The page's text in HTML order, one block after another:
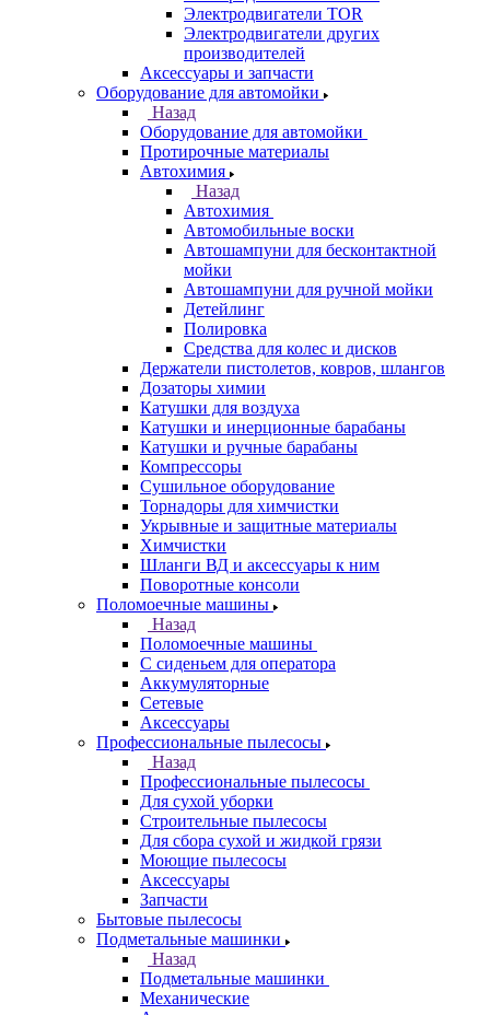
Электродвигатели TOR
Электродвигатели других
производителей
Аксессуары и запчасти
Оборудование для автомойки
Назад
Оборудование для автомойки
Протирочные материалы
Автохимия
Назад
Автохимия
Автомобильные воски
Автошампуни для бесконтактной
мойки
Автошампуни для ручной мойки
Детейлинг
Полировка
Средства для колес и дисков
Держатели пистолетов, ковров, шлангов
Дозаторы химии
Катушки для воздуха
Катушки и инерционные барабаны
Катушки и ручные барабаны
Компрессоры
Сушильное оборудование
Торнадоры для химчистки
Укрывные и защитные материалы
Химчистки
Шланги ВД и аксессуары к ним
Поворотные консоли
Поломоечные машины
Назад
Поломоечные машины
С сиденьем для оператора
Аккумуляторные
Сетевые
Аксессуары
Профессиональные пылесосы
Назад
Профессиональные пылесосы
Для сухой уборки
Строительные пылесосы
Для сбора сухой и жидкой грязи
Моющие пылесосы
Аксессуары
Запчасти
Бытовые пылесосы
Подметальные машинки
Назад
Подметальные машинки
Механические